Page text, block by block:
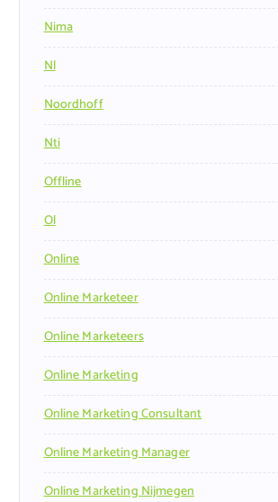
Nima
Nl
Noordhoff
Nti
Offline
Ol
Online
Online Marketeer
Online Marketeers
Online Marketing
Online Marketing Consultant
Online Marketing Manager
Online Marketing Nijmegen